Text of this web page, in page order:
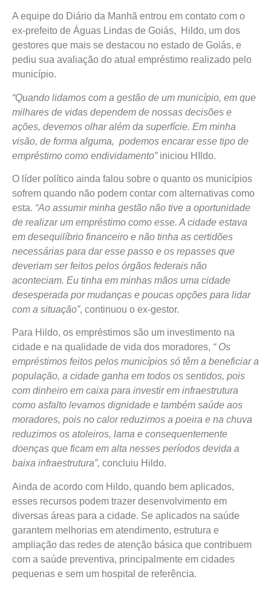
A equipe do Diário da Manhã entrou em contato com o
ex-prefeito de Águas Lindas de Goiás, Hildo, um dos
gestores que mais se destacou no estado de Goiás, e
pediu sua avaliação do atual empréstimo realizado pelo
município.
“Quando lidamos com a gestão de um município, em que
milhares de vidas dependem de nossas decisões e
ações, devemos olhar além da superfície. Em minha
visão, de forma alguma, podemos encarar esse tipo de
empréstimo como endividamento”iniciou HIldo.
O líder político ainda falou sobre o quanto os municípios
sofrem quando não podem contar com alternativas como
esta. “Ao assumir minha gestão não tive a oportunidade
de realizar um empréstimo como esse. A cidade estava
em desequilíbrio financeiro e não tinha as certidões
necessárias para dar esse passo e os repasses que
deveriam ser feitos pelos órgãos federais não
aconteciam. Eu tinha em minhas mãos uma cidade
desesperada por mudanças e poucas opções para lidar
com a situação”, continuou o ex-gestor.
Para Hildo, os empréstimos são um investimento na
cidade e na qualidade de vida dos moradores, “ Os
empréstimos feitos pelos municípios só têm a beneficiar a
população, a cidade ganha em todos os sentidos, pois
com dinheiro em caixa para investir em infraestrutura
como asfalto levamos dignidade e também saúde aos
moradores, pois no calor reduzimos a poeira e na chuva
reduzimos os atoleiros, lama e consequentemente
doenças que ficam em alta nesses períodos devida a
baixa infraestrutura”, concluiu Hildo.
Ainda de acordo com Hildo, quando bem aplicados,
esses recursos podem trazer desenvolvimento em
diversas áreas para a cidade. Se aplicados na saúde
garantem melhorias em atendimento, estrutura e
ampliação das redes de atenção básica que contribuem
com a saúde preventiva, principalmente em cidades
pequenas e sem um hospital de referência.